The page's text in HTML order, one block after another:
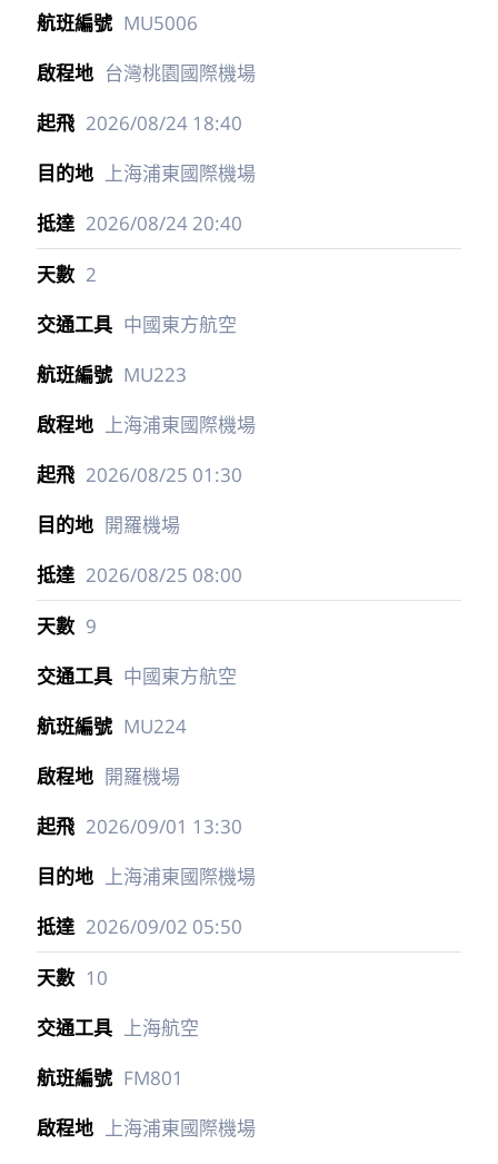
MU5006
台灣桃園國際機場
2026/08/2418:40
上海浦東國際機場
2026/08/2420:40
2
中國東方航空
MU223
上海浦東國際機場
2026/08/25 01:30
開羅機場
2026/08/25 08:00
9
中國東方航空
MU224
開羅機場
2026/09/01 13:30
上海浦東國際機場
2026/09/02 05:50
10
上海航空
FM801
上海浦東國際機場